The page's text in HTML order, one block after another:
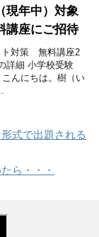
現年中）対象
講座にご招待
対策 無料講座2
詳細 小学校受験
んにちは。樹（い
式で出題される
ら・・・